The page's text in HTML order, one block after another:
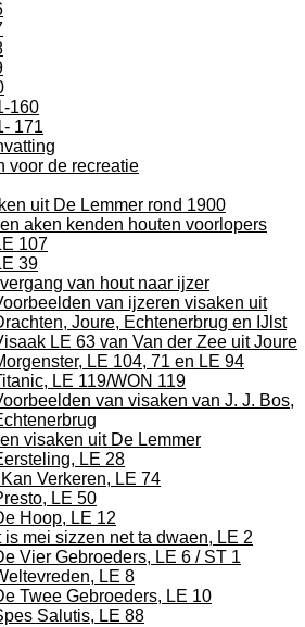
160
171
voor de recreatie
uit De Lemmer rond 1900
aken kenden houten voorlopers
107
39
van hout naar ijzer
van ijzeren visaken uit
Joure, Echtenerbrug en IJlst
LE 63 van Van der Zee uit Joure
LE 104, 71 en LE 94
LE 119/WON 119
van visaken van J. J. Bos,
visaken uit De Lemmer
LE 28
Verkeren, LE 74
LE 50
Hoop, LE 12
is mei sizzen net ta dwaen, LE 2
Vier Gebroeders, LE 6 / ST 1
LE 8
Twee Gebroeders, LE 10
Salutis, LE 88